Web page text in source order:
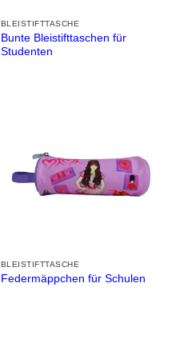
BLEISTIFTTASCHE
Bunte Bleistifttaschen für
Studenten
BLEISTIFTTASCHE
Federmäppchen für Schulen